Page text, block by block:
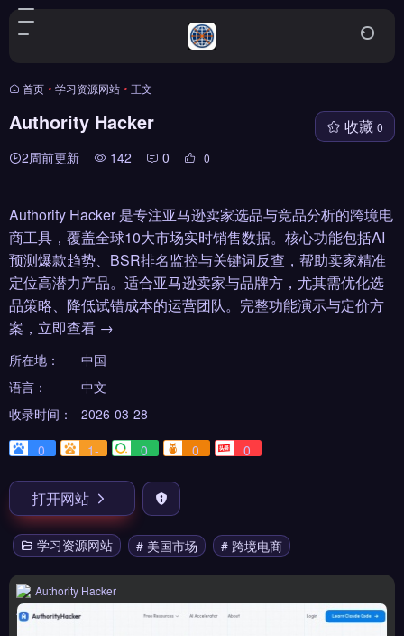
首页 • 学习资源网站 • 正文
Authority Hacker
2周前更新 142 0 0
收藏 0
Authority Hacker 是专注亚马逊卖家选品与竞品分析的跨境电
商工具，覆盖全球10大市场实时销售数据。核心功能包括AI
预测爆款趋势、BSR排名监控与关键词反查，帮助卖家精准
定位高潜力产品。适合亚马逊卖家与品牌方，尤其需优化选
品策略、降低试错成本的运营团队。完整功能演示与定价方
案，立即查看 →
所在地：
中国
语言：
中文
收录时间：
2026-03-28
0
1- 0 0 0
打开网站
学习资源网站 # 美国市场 # 跨境电商
Authority Hacker